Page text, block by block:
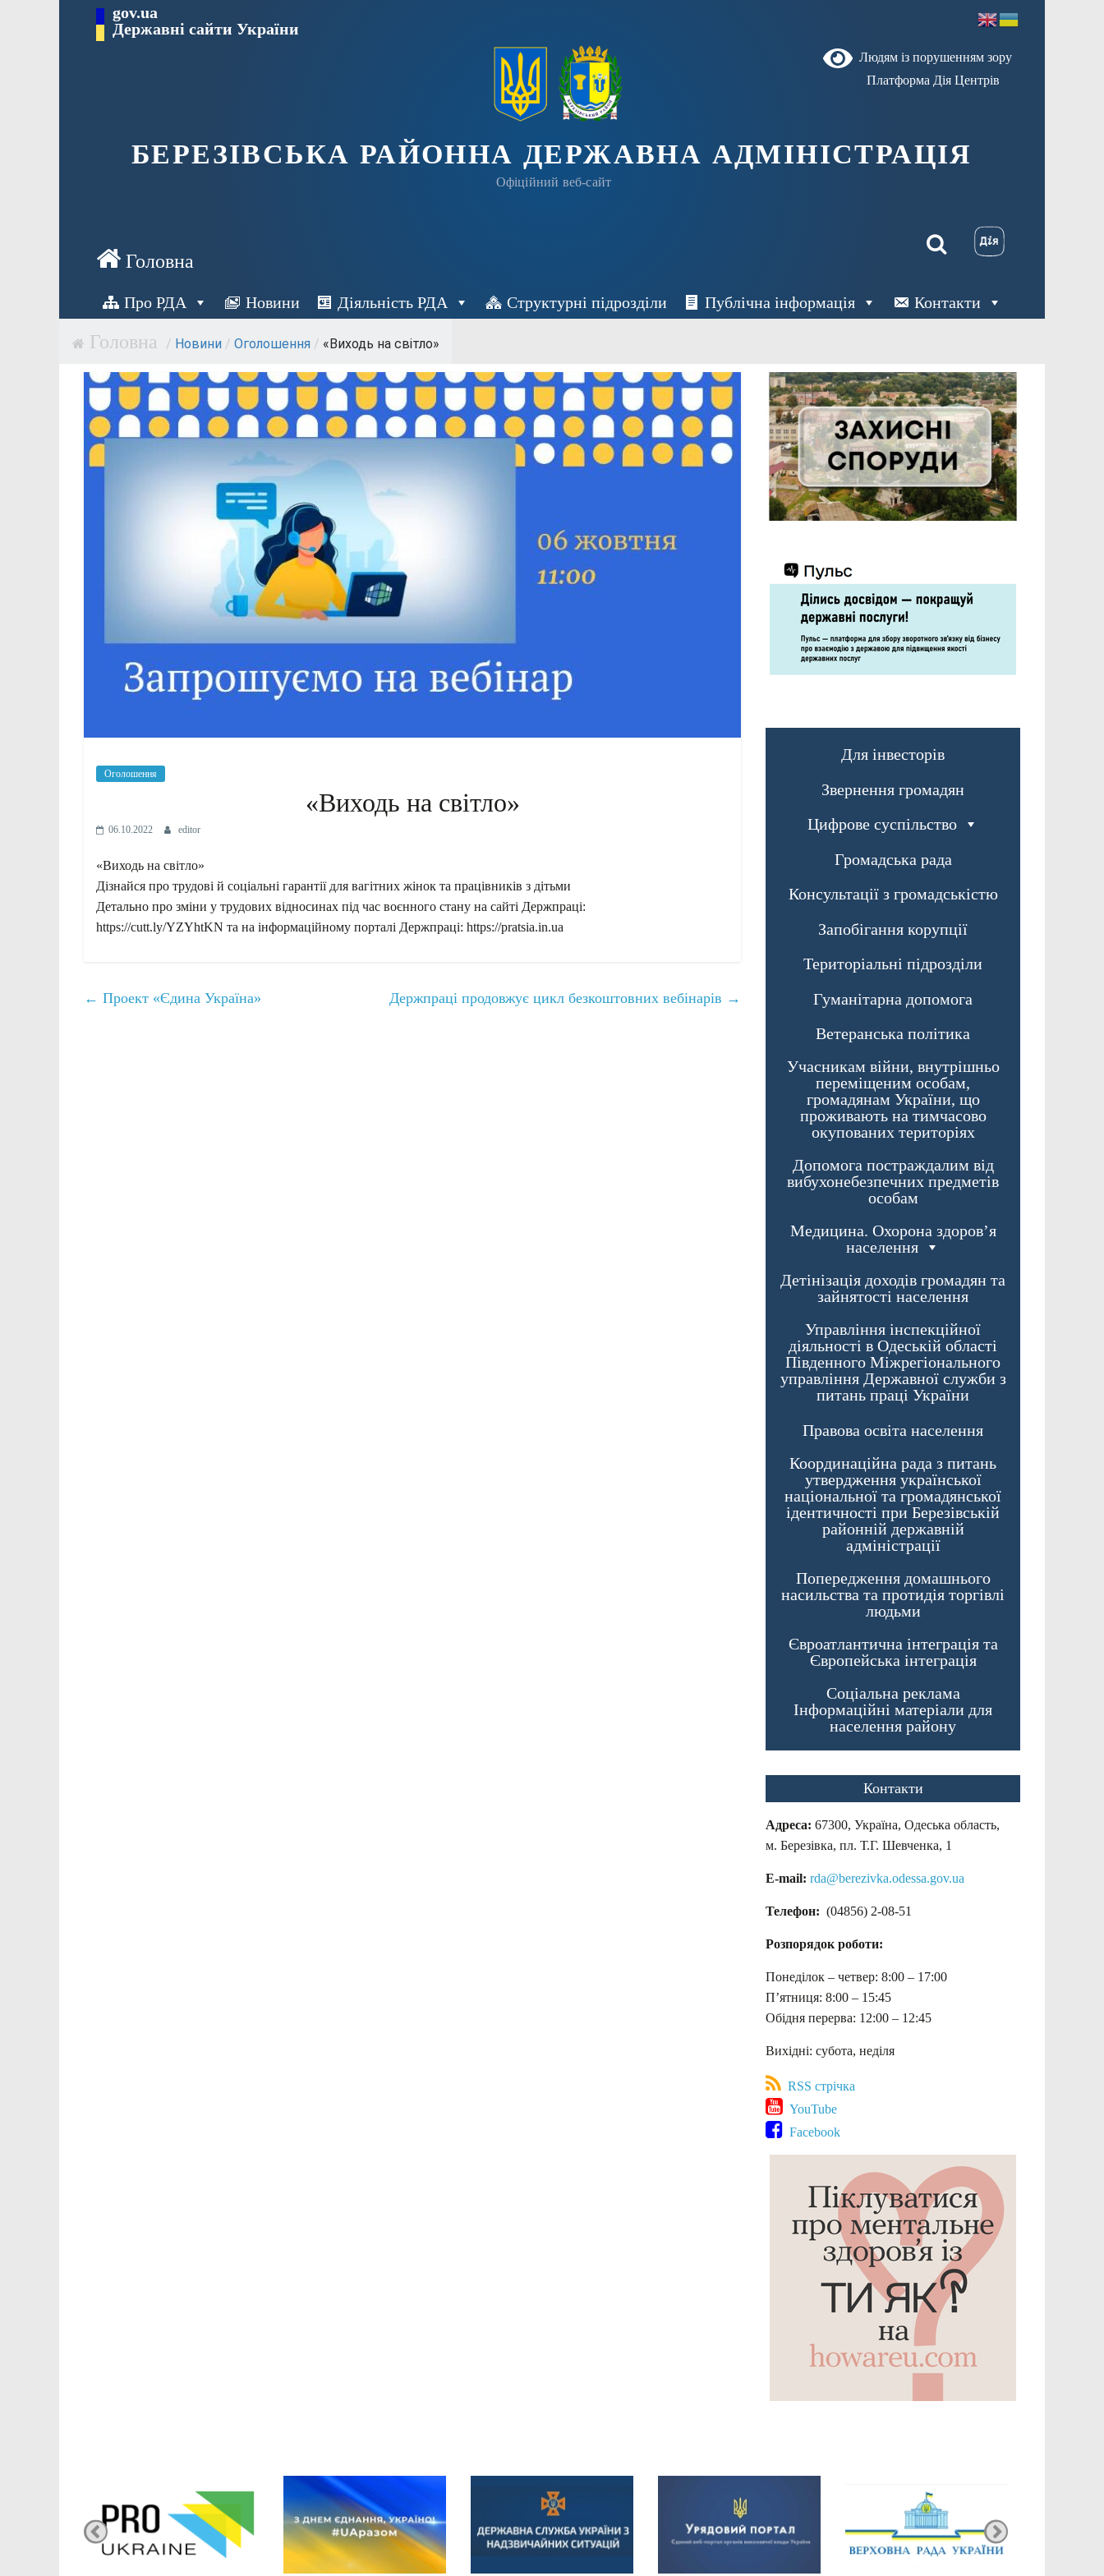
Перейти gov.ua
Державні сайти України
Людям із порушенням зору
Платформа Дія Центрів
БЕРЕЗІВСЬКА РАЙОННА ДЕРЖАВНА АДМІНІСТРАЦІЯ
Офіційний веб-сайт
Про РДА Новини Діяльність РДА Структурні підрозділи Публічна інформація Контакти
/ Новини / Оголошення / «Виходь на світло»
Оголошення
«Виходь на світло»
06.10.2022 editor
«Виходь на світло»
Дізнайся про трудові й соціальні гарантії для вагітних жінок та працівників з дітьми
Детально про зміни у трудових відносинах під час воєнного стану на сайті Держпраці:
https://cutt.ly/YZYhtKN та на інформаційному порталі Держпраці: https://pratsia.in.ua
← Проект «Єдина Україна» Держпраці продовжує цикл безкоштовних вебінарів →
Для інвесторів
Звернення громадян
Цифрове суспільство
Громадська рада
Консультації з громадськістю
Запобігання корупції
Територіальні підрозділи
Гуманітарна допомога
Ветеранська політика
Учасникам війни, внутрішньо
переміщеним особам,
громадянам України, що
проживають на тимчасово
окупованих територіях
Допомога постраждалим від
вибухонебезпечних предметів
особам
Медицина. Охорона здоров’я
населення
Детінізація доходів громадян та
зайнятості населення
Управління інспекційної
діяльності в Одеській області
Південного Міжрегіонального
управління Державної служби з
питань праці України
Правова освіта населення
Координаційна рада з питань
утвердження української
національної та громадянської
ідентичності при Березівській
районній державній
адміністрації
Попередження домашнього
насильства та протидія торгівлі
людьми
Євроатлантична інтеграція та
Європейська інтеграція
Соціальна реклама
Інформаційні матеріали для
населення району
Контакти
Адреса: 67300, Україна, Одеська область,
м. Березівка, пл. Т.Г. Шевченка, 1
E-mail: rda@berezivka.odessa.gov.ua
Телефон: (04856) 2-08-51
Розпорядок роботи:
Понеділок – четвер: 8:00 – 17:00
П’ятниця: 8:00 – 15:45
Обідня перерва: 12:00 – 12:45
Вихідні: субота, неділя
RSS стрічка
YouTube
Facebook